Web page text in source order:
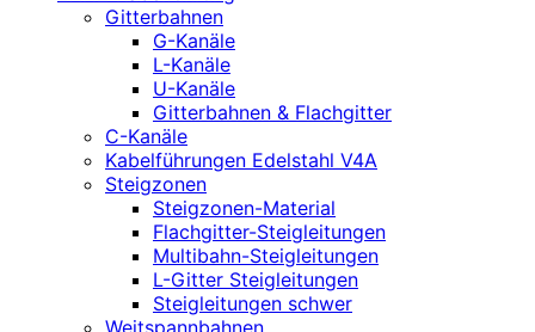
Gitterbahnen
G-Kanäle
L-Kanäle
U-Kanäle
Gitterbahnen & Flachgitter
C-Kanäle
Kabelführungen Edelstahl V4A
Steigzonen
Steigzonen-Material
Flachgitter-Steigleitungen
Multibahn-Steigleitungen
L-Gitter Steigleitungen
Steigleitungen schwer
Weitspannbahnen